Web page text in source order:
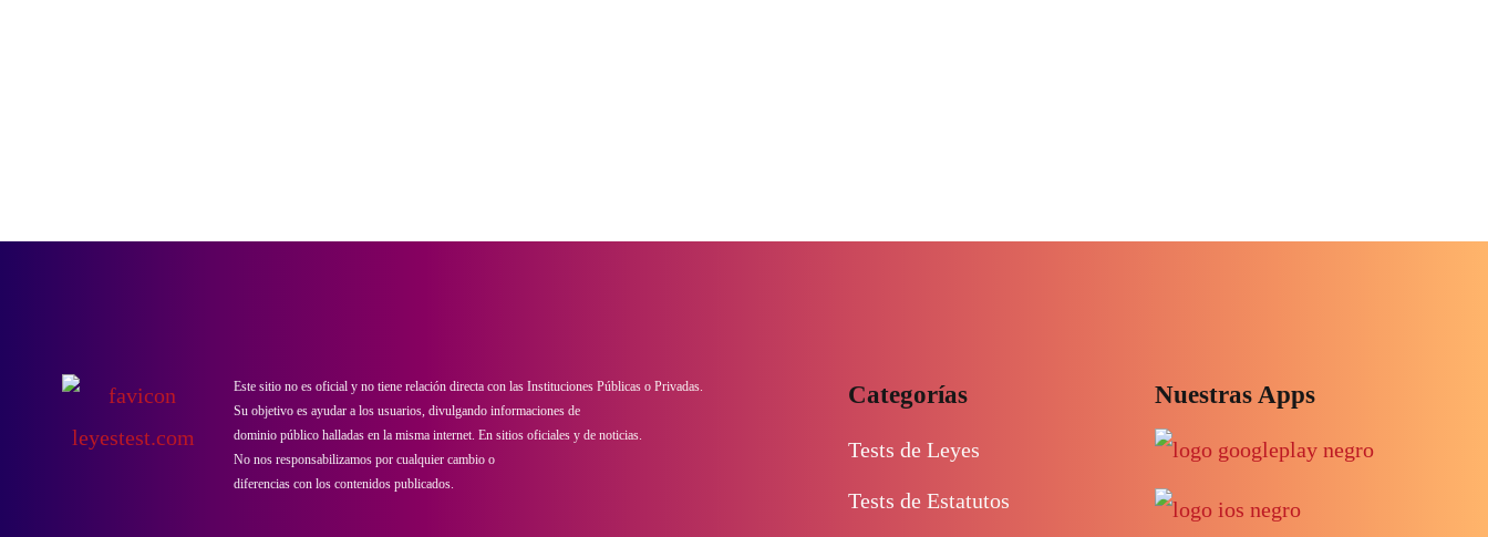
Este sitio no es oficial y no tiene relación directa con las Instituciones Públicas o Privadas.
Su objetivo es ayudar a los usuarios, divulgando informaciones de
dominio público halladas en la misma internet. En sitios oficiales y de noticias.
No nos responsabilizamos por cualquier cambio o
diferencias con los contenidos publicados.
Categorías
Tests de Leyes
Tests de Estatutos
Nuestras Apps